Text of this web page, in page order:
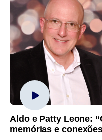
Aldo e Patty Leone:
memórias e